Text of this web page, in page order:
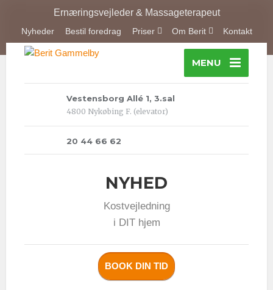
Ernæringsvejleder & Massageterapeut
Nyheder Bestil foredrag Priser Om Berit Kontakt
MENU
Vestensborg Allé 1, 3.sal
4800 Nykøbing F. (elevator)
20 44 66 62
NYHED
Kostvejledning
i DIT hjem
BOOK DIN TID